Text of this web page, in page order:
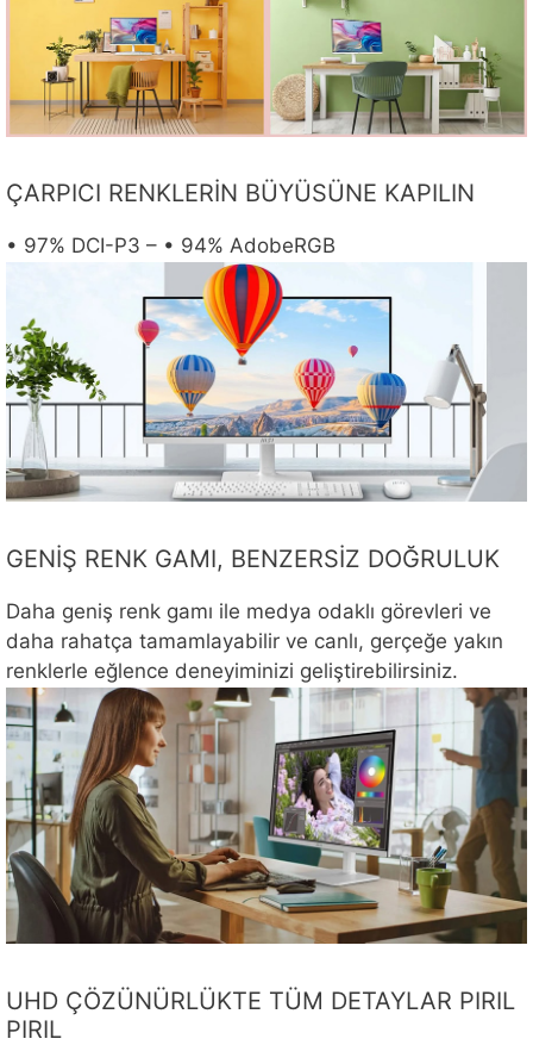
ÇARPICI RENKLERİN BÜYÜSÜNE KAPILIN
• 97% DCI-P3 – • 94% AdobeRGB
GENİŞ RENK GAMI, BENZERSİZ DOĞRULUK
Daha geniş renk gamı ile medya odaklı görevleri ve
daha rahatça tamamlayabilir ve canlı, gerçeğe yakın
renklerle eğlence deneyiminizi geliştirebilirsiniz.
UHD ÇÖZÜNÜRLÜKTE TÜM DETAYLAR PIRIL
PIRIL